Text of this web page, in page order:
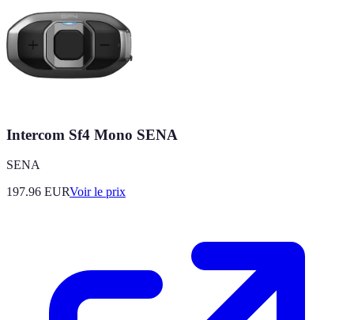
Intercom Sf4 Mono SENA
SENA
197.96 EURVoir le prix